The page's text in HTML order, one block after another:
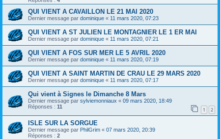
QUI VIENT A CAVAILLON LE 21 MAI 2020
Dernier message par dominique « 11 mars 2020, 07:23
QUI VIENT A ST JULIEN LE MONTAGNIER LE 1 ER MAI
Dernier message par dominique « 11 mars 2020, 07:21
QUI VIENT A FOS SUR MER LE 5 AVRIL 2020
Dernier message par dominique « 11 mars 2020, 07:19
QUI VIENT A SAINT MARTIN DE CRAU LE 29 MARS 2020
Dernier message par dominique « 11 mars 2020, 07:17
Qui vient à Signes le Dimanche 8 Mars
Dernier message par sylviemonniaux « 09 mars 2020, 18:49
Réponses : 11 1 2
ISLE SUR LA SORGUE
Dernier message par PhilGrim « 07 mars 2020, 20:39
Réponses : 2